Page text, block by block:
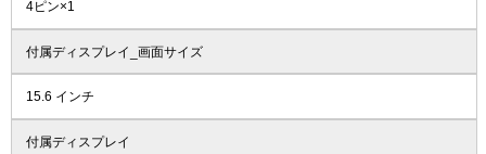
4ピン×1
付属ディスプレイ_画面サイズ
15.6 インチ
付属ディスプレイ